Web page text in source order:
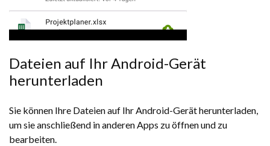
Dateien auf Ihr Android-Gerät
herunterladen
Sie können Ihre Dateien auf Ihr Android-Gerät herunterladen,
um sie anschließend in anderen Apps zu öffnen und zu
bearbeiten.